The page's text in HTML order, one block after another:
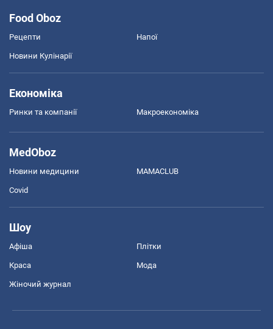
Food Oboz
Рецепти Напої
Новини Кулінарії
Економіка
Ринки та компанії Макроекономіка
MedOboz
Новини медицини MAMACLUB
Covid
Шоу
Афіша Плітки
Краса Мода
Жіночий журнал